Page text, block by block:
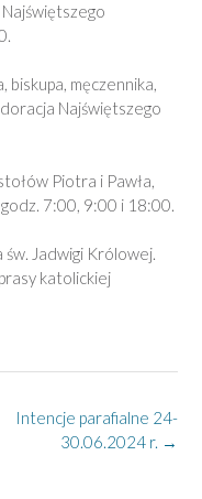
biskupa, męczennika,
Najświętszego
Piotra i Pawła,
7:00, 9:00 i 18:00.
Jadwigi Królowej.
katolickiej
Intencje parafialne 24-
30.06.2024 r. →